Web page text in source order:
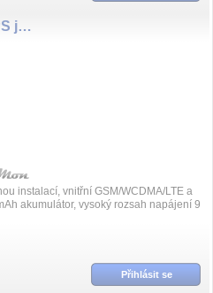
GL419-3U 4G LTE cat1 GPS jednotka 9 - 72 VDC
instalací, vnitřní GSM/WCDMA/LTE a
akumulátor, vysoký rozsah napájení 9
Přihlásit se